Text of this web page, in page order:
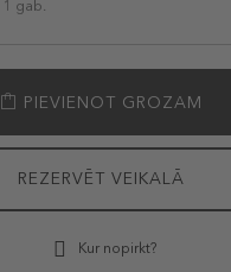
gab.
PIEVIENOT GROZAM
REZERVĒT VEIKALĀ
Kur nopirkt?